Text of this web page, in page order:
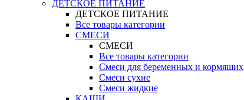
ДЕТСКОЕ ПИТАНИЕ
ДЕТСКОЕ ПИТАНИЕ
Все товары категории
СМЕСИ
СМЕСИ
Все товары категории
Смеси для беременных и кормящих
Смеси сухие
Смеси жидкие